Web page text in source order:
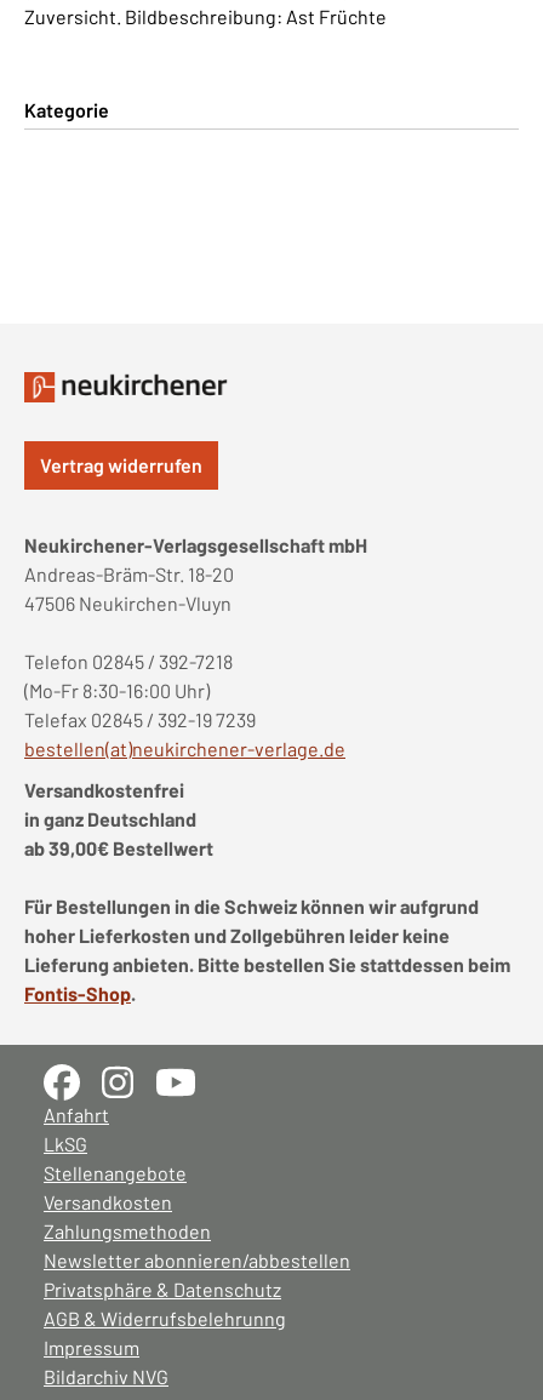
Zuversicht. Bildbeschreibung: Ast Früchte
Kategorie
Vertrag widerrufen
Neukirchener-Verlagsgesellschaft mbH
Andreas-Bräm-Str. 18-20
47506 Neukirchen-Vluyn
Telefon 02845 / 392-7218
(Mo-Fr 8:30-16:00 Uhr)
Telefax 02845 / 392-19 7239
bestellen(at)neukirchener-verlage.de
Versandkostenfrei
in ganz Deutschland
ab 39,00€ Bestellwert
Für Bestellungen in die Schweiz können wir aufgrund
hoher Lieferkosten und Zollgebühren leider keine
Lieferung anbieten. Bitte bestellen Sie stattdessen beim
Fontis-Shop.
Anfahrt
LkSG
Stellenangebote
Versandkosten
Zahlungsmethoden
Newsletter abonnieren/abbestellen
Privatsphäre & Datenschutz
AGB & Widerrufsbelehrunng
Impressum
Bildarchiv NVG